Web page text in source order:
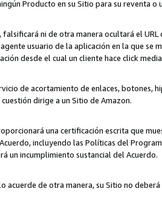
Producto en su Sitio para su reventa o
ni de otra manera ocultará el
usuario de la aplicación en la que
desde el cual un cliente hace click
de acortamiento de enlaces, botones,
dirige a un Sitio de Amazon.
una certificación escrita que
incluyendo las Políticas del
un incumplimiento sustancial del Acuerdo.
acuerde de otra manera, su Sitio no